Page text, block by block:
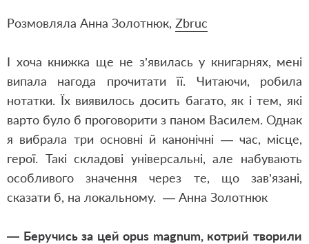
Розмовляла Анна Золотнюк, Zbruc
І хоча книжка ще не з’явилась у книгарнях, мені
випала нагода прочитати її. Читаючи, робила
нотатки. Їх виявилось досить багато, як і тем, які
варто було б проговорити з паном Василем. Однак
я вибрала три основні й канонічні — час, місце,
герої. Такі складові універсальні, але набувають
особливого значення через те, що зав’язані,
сказати б, на локальному. — Анна Золотнюк
— Беручись за цей opus magnum, котрий творили